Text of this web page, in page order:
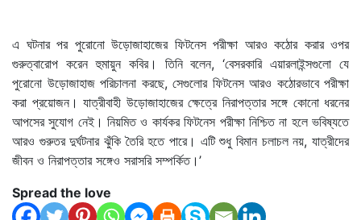
এ ঘটনার পর পুরোনো উড়োজাহাজের ফিটনেস পরীক্ষা আরও কঠোর করার ওপর
গুরুত্বারোপ করেন হুমায়ুন কবির। তিনি বলেন, ‘বেসরকারি এয়ারলাইন্সগুলো যে
পুরোনো উড়োজাহাজ পরিচালনা করছে, সেগুলোর ফিটনেস আরও কঠোরভাবে পরীক্ষা
করা প্রয়োজন। যাত্রীবাহী উড়োজাহাজের ক্ষেত্রে নিরাপত্তার সঙ্গে কোনো ধরনের
আপসের সুযোগ নেই। নিয়মিত ও কার্যকর ফিটনেস পরীক্ষা নিশ্চিত না হলে ভবিষ্যতে
আরও গুরুতর দুর্ঘটনার ঝুঁকি তৈরি হতে পারে। এটি শুধু বিমান চলাচল নয়, যাত্রীদের
জীবন ও নিরাপত্তার সঙ্গেও সরাসরি সম্পর্কিত।’
Spread the love